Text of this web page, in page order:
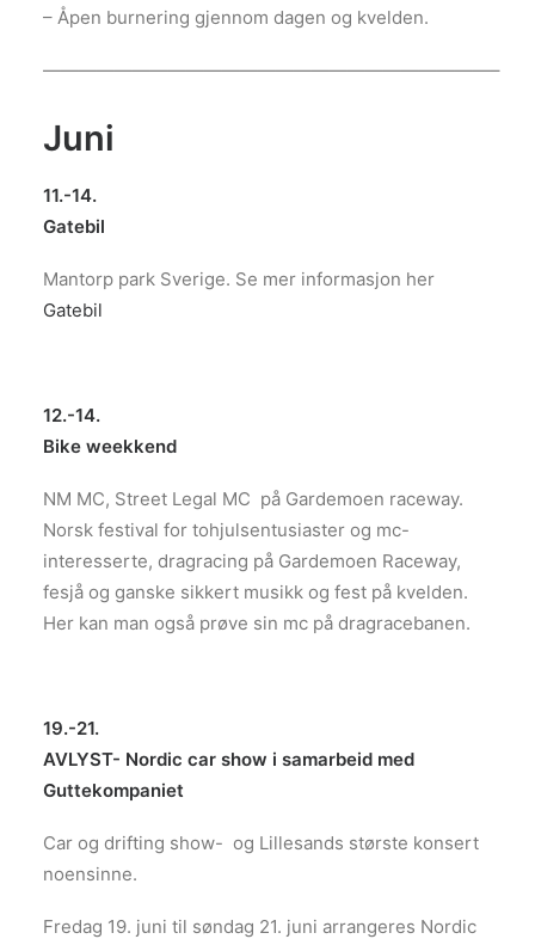
– Åpen burnering gjennom dagen og kvelden.
—————————————————————————–
Juni
11.-14.
Gatebil
Mantorp park Sverige. Se mer informasjon her
Gatebil
12.-14.
Bike weekkend
NM MC, Street Legal MC på Gardemoen raceway.
Norsk festival for tohjulsentusiaster og mc-
interesserte, dragracing på Gardemoen Raceway,
fesjå og ganske sikkert musikk og fest på kvelden.
Her kan man også prøve sin mc på dragracebanen.
19.-21.
AVLYST- Nordic car show i samarbeid med
Guttekompaniet
Car og drifting show- og Lillesands største konsert
noensinne.
Fredag 19. juni til søndag 21. juni arrangeres Nordic